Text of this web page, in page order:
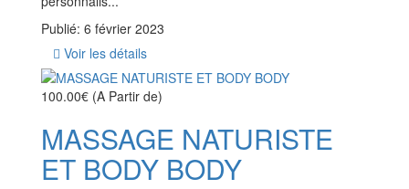
Publié: 6 février 2023
Voir les détails
100.00€ (A Partir de)
MASSAGE NATURISTE
ET BODY BODY